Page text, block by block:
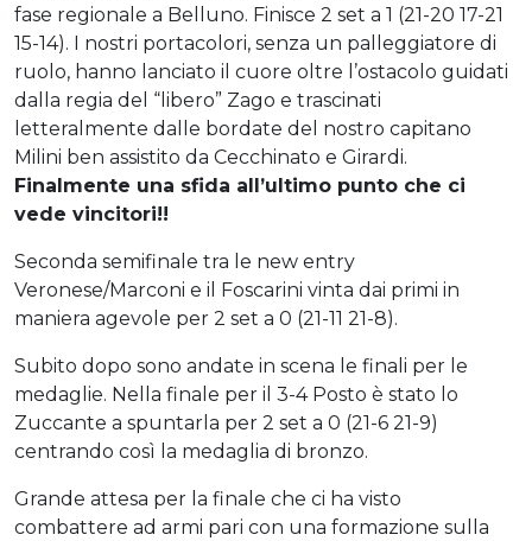
fase regionale a Belluno. Finisce 2 set a 1 (21-20 17-21
15-14). I nostri portacolori, senza un palleggiatore di
ruolo, hanno lanciato il cuore oltre l’ostacolo guidati
dalla regia del “libero” Zago e trascinati
letteralmente dalle bordate del nostro capitano
Milini ben assistito da Cecchinato e Girardi.
Finalmente una sfida all’ultimo punto che ci
vede vincitori!!
Seconda semifinale tra le new entry
Veronese/Marconi e il Foscarini vinta dai primi in
maniera agevole per 2 set a 0 (21-11 21-8).
Subito dopo sono andate in scena le finali per le
medaglie. Nella finale per il 3-4 Posto è stato lo
Zuccante a spuntarla per 2 set a 0 (21-6 21-9)
centrando così la medaglia di bronzo.
Grande attesa per la finale che ci ha visto
combattere ad armi pari con una formazione sulla